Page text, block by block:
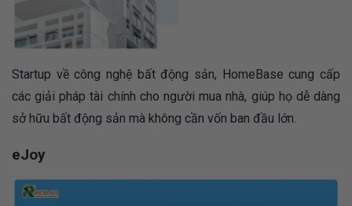
Startup về công nghệ bất động sản, HomeBase cung cấp
các giải pháp tài chính cho người mua nhà, giúp họ dễ dàng
sở hữu bất động sản mà không cần vốn ban đầu lớn​.
eJoy